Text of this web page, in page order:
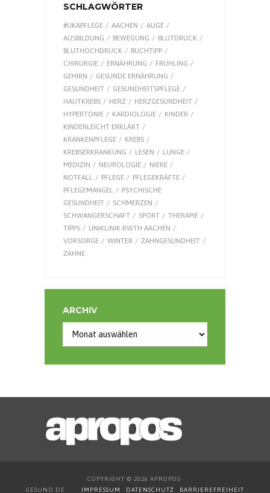
SCHLAGWÖRTER
#UKAPFLEGE AACHEN
AUGE
AUSBILDUNG
BEWEGUNG
BLUTDRUCK
BLUTHOCHDRUCK
BUCHTIPP
CHIRURGIE
ERNÄHRUNG
FRÜHLING
GEHIRN
GESUNDE ERNÄHRUNG
GESUNDHEIT
GESUNDHEITSPFLEGE
HAUTKREBS
HERZ
HERZGESUNDHEIT
HYPERTONIE
KARDIOLOGIE
KINDER
KINDERLEICHT ERKLÄRT
KRANKENPFLEGE
KREBS
KREBSERKRANKUNG
LESEN
LUNGE
MEDIZIN
NEUROLOGIE
NIERE
NOTFALL
PFLEGE
PFLEGEKRÄFTE
PFLEGEMANGEL
PSYCHISCHE
GESUNDHEIT
SCHMERZEN
SCHWANGERSCHAFT
SPORT
THERAPIE
TIPPS
UNIKLINIK RWTH AACHEN
VORSORGE
WINTER
ZAHNGESUNDHEIT
ZÄHNE
ARCHIV
COPYRIGHT © 2026 APROPOS-
GESUND.DE IMPRESSUM DATENSCHUTZ BARRIEREFREIHEIT